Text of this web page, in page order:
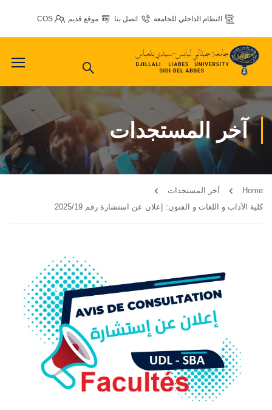
النظام الداخلي للجامعة اتصل بنا موقع قديم COS
آخر المستجدات
Home
آخر المستجدات
كلية الآداب و اللغات و الفنون: إعلان عن استشارة رقم 2025/19